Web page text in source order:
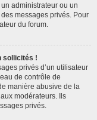
administrateur ou un
messages privés. Pour
du forum.
sollicités !
privés d’un utilisateur
de contrôle de
manière abusive de la
modérateurs. Ils
privés.